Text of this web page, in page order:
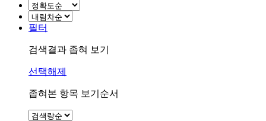
필터
검색결과 좁혀 보기
선택해제
좁혀본 항목 보기순서